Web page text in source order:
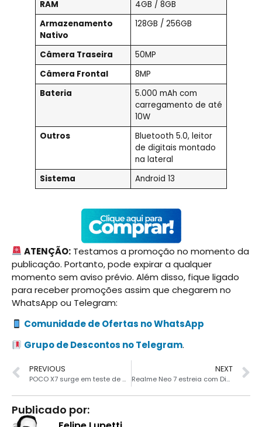
RAM
4GB / 8GB
Armazenamento
Nativo
128GB / 256GB
Câmera Traseira
50MP
Câmera Frontal
8MP
Bateria
5.000 mAh com
carregamento de até
10W
Outros
Bluetooth 5.0, leitor
de digitais montado
na lateral
Sistema
Android 13
ATENÇÃO: Testamos a promoção no momento da
publicação. Portanto, pode expirar a qualquer
momento sem aviso prévio. Além disso, fique ligado
para receber promoções assim que chegarem no
WhatsApp ou Telegram:
Comunidade de Ofertas no WhatsApp
Grupo de Descontos no Telegram.
PREVIOUS
POCO X7 surge em teste de desempenho com 12GB de RAM
NEXT
Realme Neo 7 estreia com Dimensity 9300+, IP69 e mais
Publicado por: